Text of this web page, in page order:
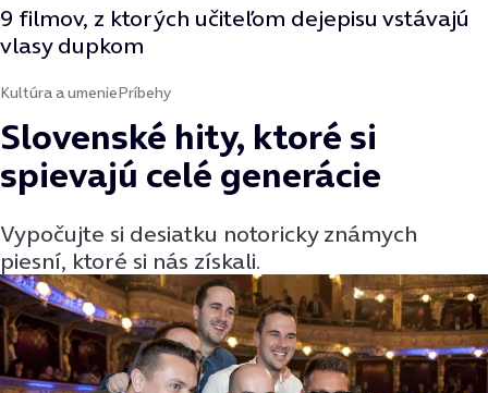
9 filmov, z ktorých učiteľom dejepisu vstávajú
vlasy dupkom
Kultúra a umeniePríbehy
Slovenské hity, ktoré si
spievajú celé generácie
Vypočujte si desiatku notoricky známych
piesní, ktoré si nás získali.